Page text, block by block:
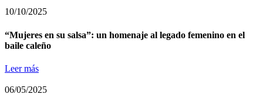
10/10/2025
“Mujeres en su salsa”: un homenaje al legado femenino en el
baile caleño
Leer más
06/05/2025